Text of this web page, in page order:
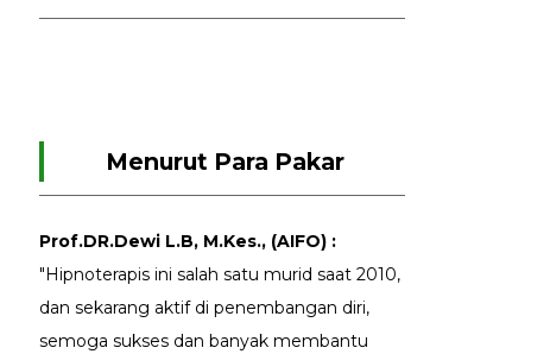
Menurut Para Pakar
Prof.DR.Dewi L.B, M.Kes., (AIFO) :
"Hipnoterapis ini salah satu murid saat 2010,
dan sekarang aktif di penembangan diri,
semoga sukses dan banyak membantu